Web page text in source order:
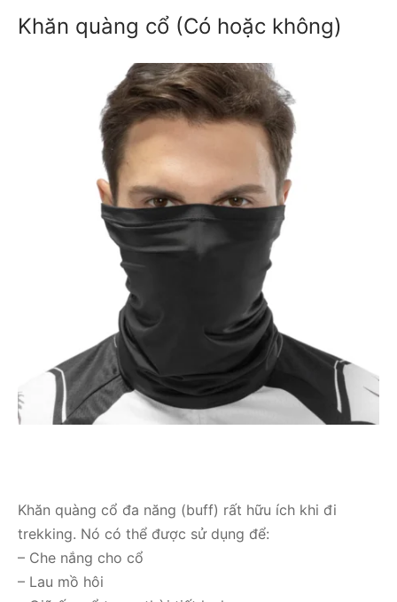
Khăn quàng cổ (Có hoặc không)
Khăn quàng cổ đa năng (buff) rất hữu ích khi đi
trekking. Nó có thể được sử dụng để:
– Che nắng cho cổ
– Lau mồ hôi